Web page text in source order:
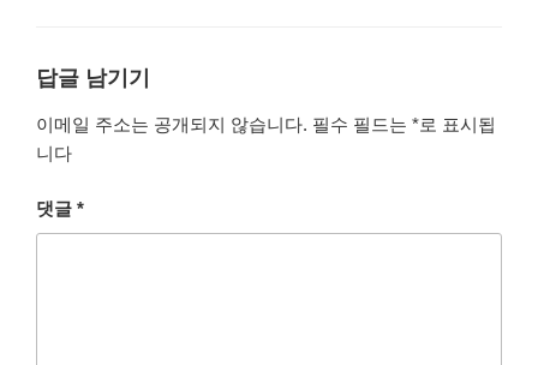
답글 남기기
이메일 주소는 공개되지 않습니다. 필수 필드는 *로 표시됩
니다
댓글 *